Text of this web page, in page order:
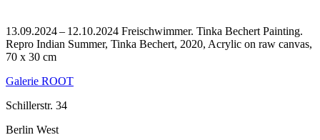
13.09.2024 – 12.10.2024 Freischwimmer. Tinka Bechert Painting.
Repro Indian Summer, Tinka Bechert, 2020, Acrylic on raw canvas,
70 x 30 cm
Galerie ROOT
Schillerstr. 34
Berlin West